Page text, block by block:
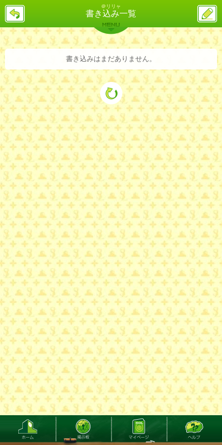
＠リリャ
書き込み一覧
戻
ス
投
稿
バックナンバー 詳細検索 ランキング
MENU
書き込みはまだありません。